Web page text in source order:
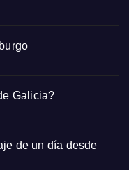
Galicia?
de un día desde